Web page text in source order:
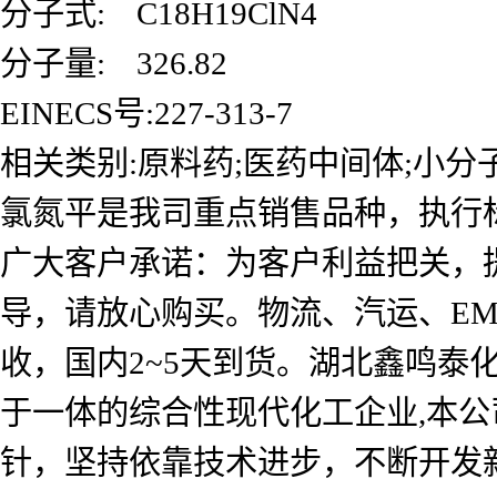
分子式: C18H19ClN4
分子量: 326.82
EINECS号:227-313-7
相关类别:原料药;医药中间体;小分
氯氮平是我司重点销售品种，执
广大客户承诺：为客户利益把关
导，请放心购买。物流、汽运、
收，国内2~5天到货。湖北鑫鸣泰
于一体的综合性现代化工企业,本
针，坚持依靠技术进步，不断开